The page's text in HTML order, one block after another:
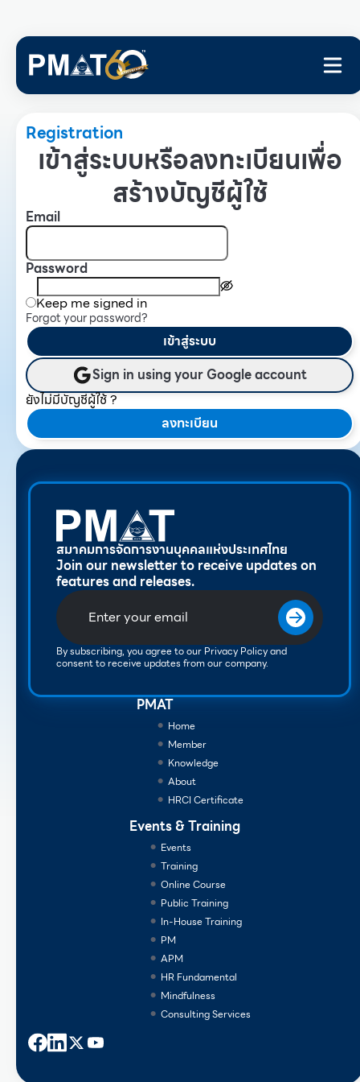
Registration
เข้าสู่ระบบหรือลงทะเบียนเพื่อ
สร้างบัญชีผู้ใช้
Email
Password
Keep me signed in
Forgot your password?
เข้าสู่ระบบ
Sign in using your Google account
ยังไม่มีบัญชีผู้ใช้ ?
ลงทะเบียน
สมาคมการจัดการงานบุคคลแห่งประเทศไทย
Join our newsletter to receive updates on
features and releases.
By subscribing, you agree to our Privacy Policy and
consent to receive updates from our company.
PMAT
Home
Member
Knowledge
About
HRCI Certificate
Events & Training
Events
Training
Online Course
Public Training
In-House Training
PM
APM
HR Fundamental
Mindfulness
Consulting Services